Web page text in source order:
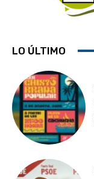
LO ÚLTIMO